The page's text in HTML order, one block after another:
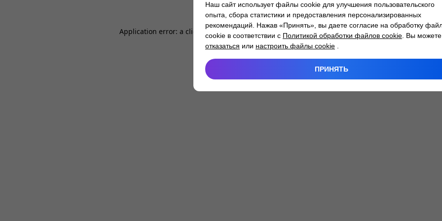
Application error: a client -side exception has occurred while loading atlantm.by (see the
Наш сайт использует файлы cookie для улучшения пользовательского
опыта, сбора статистики и предоставления персонализированных
рекомендаций. Нажав «Принять», вы даете согласие на обработку
cookie в соответствии с Политикой обработки файлов cookie . Вы можете
отказаться или настроить файлы cookie
ПРИНЯТЬ